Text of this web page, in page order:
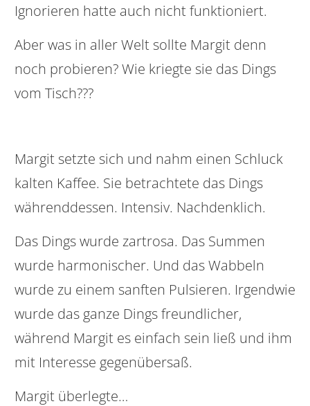
Ignorieren hatte auch nicht funktioniert.
Aber was in aller Welt sollte Margit denn
noch probieren? Wie kriegte sie das Dings
vom Tisch???
Margit setzte sich und nahm einen Schluck
kalten Kaffee. Sie betrachtete das Dings
währenddessen. Intensiv. Nachdenklich.
Das Dings wurde zartrosa. Das Summen
wurde harmonischer. Und das Wabbeln
wurde zu einem sanften Pulsieren. Irgendwie
wurde das ganze Dings freundlicher,
während Margit es einfach sein ließ und ihm
mit Interesse gegenübersaß.
Margit überlegte…